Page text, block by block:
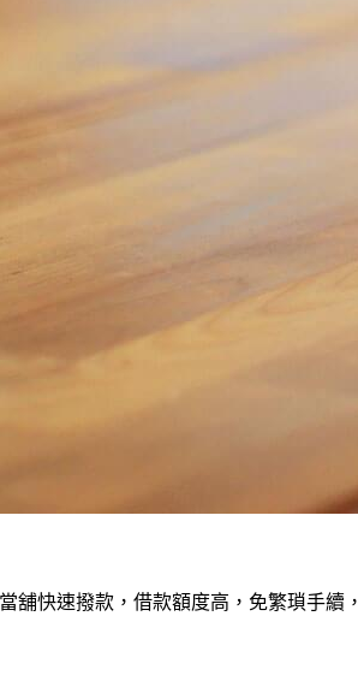
舖快速撥款，借款額度高，免繁瑣手續